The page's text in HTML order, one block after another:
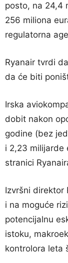
posto, na 24,4
256 miliona
regulatorna
Ryanair tvrdi
da će biti
Irska
dobit nakon
godine (bez
i 2,23 milijarde
stranici
Izvršni direktor
i na moguće
potencijalnu
istoku,
kontrolora leta